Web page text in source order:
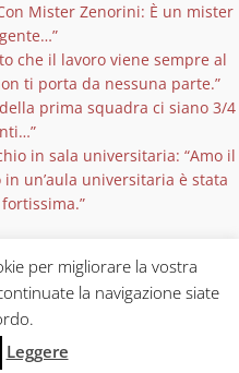
Mister Zenorini: È un mister
che il lavoro viene sempre al
ti porta da nessuna parte.”
prima squadra ci siano 3/4
in sala universitaria: “Amo il
un’aula universitaria è stata
Del Vigo 11 36075 – Montecchio
|Privacy Policy
per migliorare la vostra
la navigazione siate
Leggere